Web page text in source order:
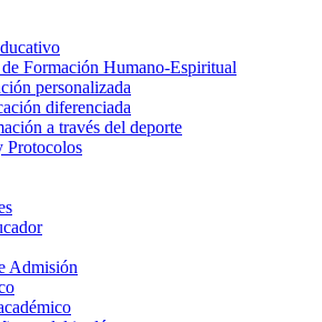
Formación Humano-Espiritual
personalizada
diferenciada
a través del deporte
Protocolos
Admisión